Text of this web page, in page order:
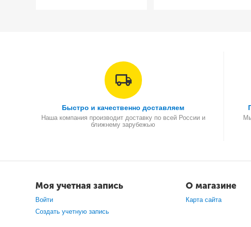
Быстро и качественно доставляем
Наша компания производит доставку по всей России и
ближнему зарубежью
Моя учетная запись
Войти
Создать учетную запись
О магазине
Карта сайта